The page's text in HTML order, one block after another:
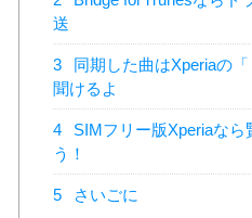
送
3
同期した曲はXperiaの
聞けるよ
4
SIMフリー版Xperiaなら
う！
5 さいごに